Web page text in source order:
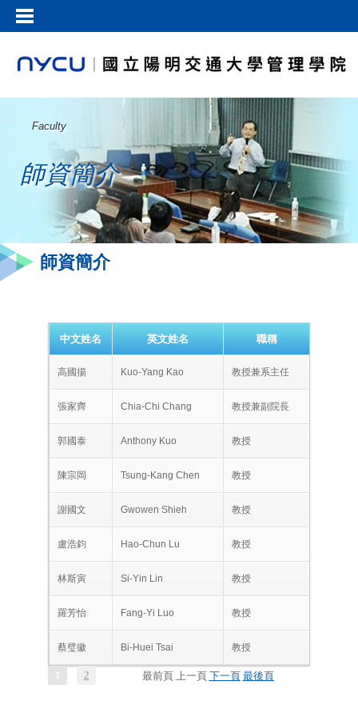
Faculty
師資簡介
師資簡介
中文姓名 英文姓名 職稱
高國揚 Kuo-Yang Kao 教授兼系主任
張家齊 Chia-Chi Chang 教授兼副院長
郭國泰 Anthony Kuo 教授
陳宗岡 Tsung-Kang Chen 教授
謝國文 Gwowen Shieh 教授
盧浩鈞 Hao-Chun Lu 教授
林斯寅 Si-Yin Lin 教授
羅芳怡 Fang-Yi Luo 教授
蔡璧徽 Bi-Huei Tsai 教授
最前頁 上一頁
1 2 下一頁 最後頁